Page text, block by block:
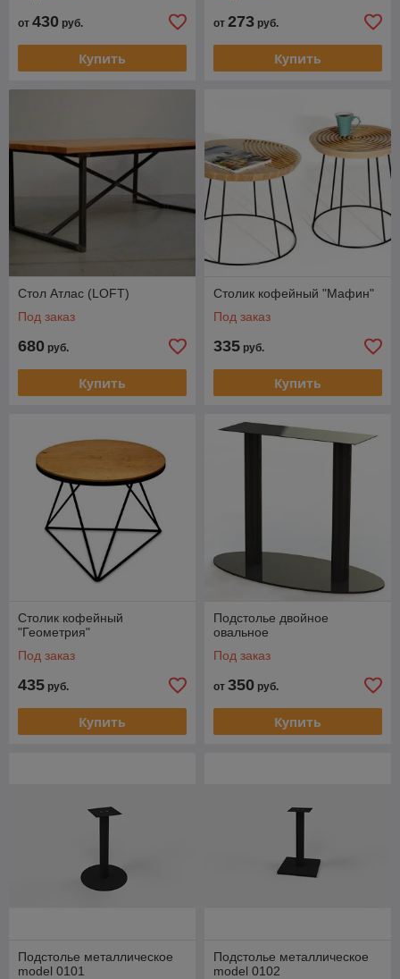
от 430 руб.
Купить
от 273 руб.
Купить
Стол Атлас (LOFT)
Под заказ
680 руб.
Купить
Столик кофейный "Мафин"
Под заказ
335 руб.
Купить
Столик кофейный
"Геометрия"
Под заказ
435 руб.
Купить
Подстолье двойное
овальное
Под заказ
от 350 руб.
Купить
Подстолье металлическое
model 0101
Подстолье металлическое
model 0102